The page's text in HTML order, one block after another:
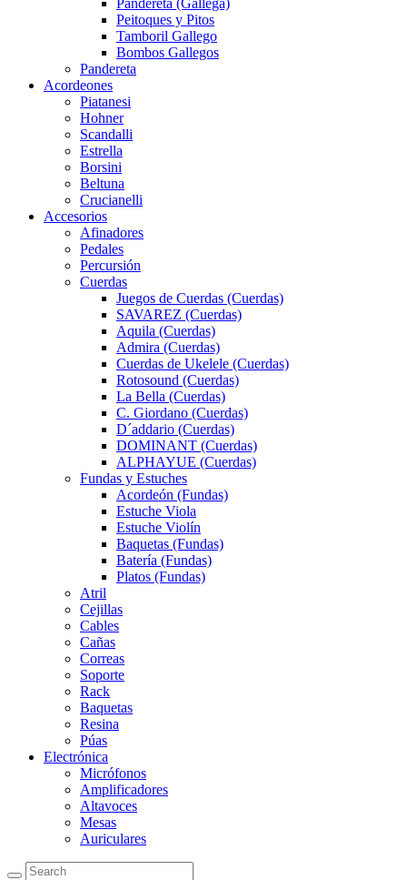
Pandereta (Gallega)
Peitoques y Pitos
Tamboril Gallego
Bombos Gallegos
Pandereta
Acordeones
Piatanesi
Hohner
Scandalli
Estrella
Borsini
Beltuna
Crucianelli
Accesorios
Afinadores
Pedales
Percursión
Cuerdas
Juegos de Cuerdas (Cuerdas)
SAVAREZ (Cuerdas)
Aquila (Cuerdas)
Admira (Cuerdas)
Cuerdas de Ukelele (Cuerdas)
Rotosound (Cuerdas)
La Bella (Cuerdas)
C. Giordano (Cuerdas)
D´addario (Cuerdas)
DOMINANT (Cuerdas)
ALPHAYUE (Cuerdas)
Fundas y Estuches
Acordeón (Fundas)
Estuche Viola
Estuche Violín
Baquetas (Fundas)
Batería (Fundas)
Platos (Fundas)
Atril
Cejillas
Cables
Cañas
Correas
Soporte
Rack
Baquetas
Resina
Púas
Electrónica
Micrófonos
Amplificadores
Altavoces
Mesas
Auriculares